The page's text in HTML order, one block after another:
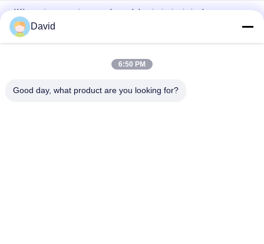
Wibracyjny przesiewacz do wydobycia żwiru i piasku
krzemionkowego do płukania piasku
Rodzaj projektu Ekran przeciwblokowy
Antyzapychająca się stalowa siatka przesiewająca do
David
6:50 PM
Good day, what product are you looking for?